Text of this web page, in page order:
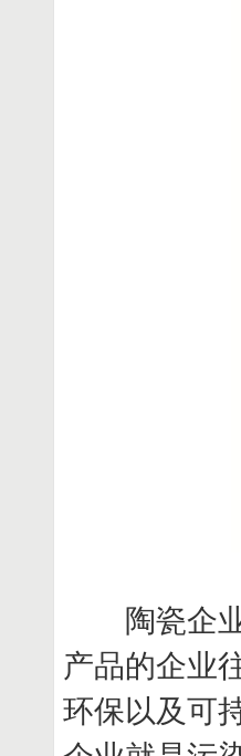
陶瓷企业
产品的企业
环保以及可